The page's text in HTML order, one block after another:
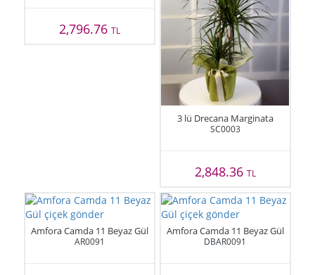
2,796.76TL
3 lü Drecana Marginata
SC0003
2,848.36 TL
Amfora Camda 11 Beyaz Gül
AR0091
Amfora Camda 11 Beyaz Gül
DBAR0091